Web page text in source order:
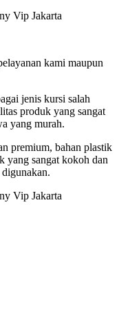
kami maupun
jenis kursi salah
produk yang sangat
yang murah.
premium, bahan plastik
yang sangat kokoh dan